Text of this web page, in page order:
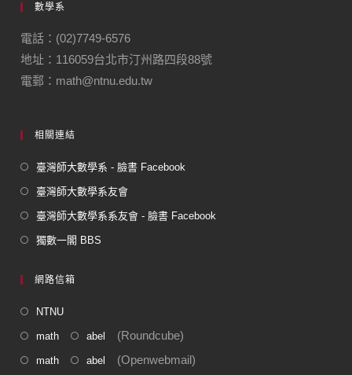
數學系
電話：(02)7749-6576
地址：116059台北市汀州路四段88號
電郵：math@ntnu.edu.tw
相關連結
臺灣師大數學系 - 臉書 Facebook
臺灣師大數學系友會
臺灣師大數學系系友會 - 臉書 Facebook
獨數一閣 BBS
網路信箱
NTNU
math abel (Roundcube)
math abel (Openwebmail)